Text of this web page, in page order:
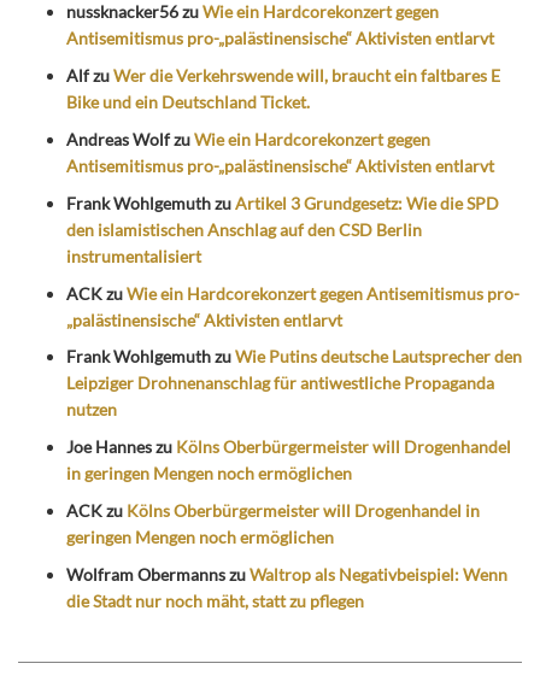
nussknacker56zuWie ein Hardcorekonzert gegen
Antisemitismus pro-„palästinensische“ Aktivisten entlarvt
AlfzuWer die Verkehrswende will, braucht ein faltbares E
Bike und ein Deutschland Ticket.
Andreas WolfzuWie ein Hardcorekonzert gegen
Antisemitismus pro-„palästinensische“ Aktivisten entlarvt
Frank WohlgemuthzuArtikel 3 Grundgesetz: Wie die SPD
den islamistischen Anschlag auf den CSD Berlin
instrumentalisiert
ACKzuWie ein Hardcorekonzert gegen Antisemitismus pro-
„palästinensische“ Aktivisten entlarvt
Frank WohlgemuthzuWie Putins deutsche Lautsprecher den
Leipziger Drohnenanschlag für antiwestliche Propaganda
nutzen
Joe Hanneszu Kölns Oberbürgermeister will Drogenhandel
in geringen Mengen noch ermöglichen
ACKzu Kölns Oberbürgermeister will Drogenhandel in
geringen Mengen noch ermöglichen
Wolfram ObermannszuWaltrop als Negativbeispiel: Wenn
die Stadt nur noch mäht, statt zu pflegen